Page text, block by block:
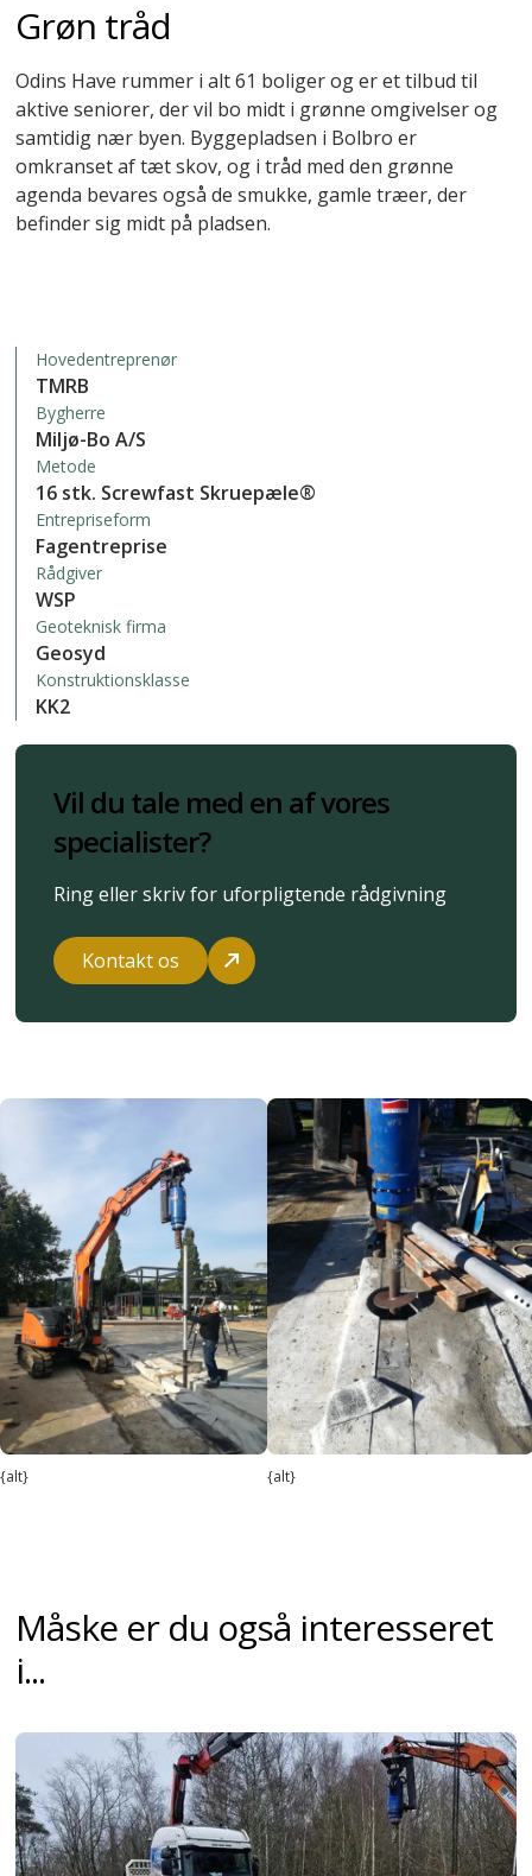
Grøn tråd
Odins Have rummer i alt 61 boliger og er et tilbud til
aktive seniorer, der vil bo midt i grønne omgivelser og
samtidig nær byen. Byggepladsen i Bolbro er
omkranset af tæt skov, og i tråd med den grønne
agenda bevares også de smukke, gamle træer, der
befinder sig midt på pladsen.
Hovedentreprenør
TMRB
Bygherre
Miljø-Bo A/S
Metode
16 stk. Screwfast Skruepæle®
Entrepriseform
Fagentreprise
Rådgiver
WSP
Geoteknisk firma
Geosyd
Konstruktionsklasse
KK2
Vil du tale med en af vores
specialister?
Ring eller skriv for uforpligtende rådgivning
Kontakt os
{alt} {alt}
Måske er du også interesseret
i...